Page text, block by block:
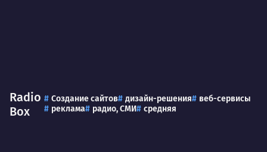
Radio
Box
Создание сайтов дизайн-решения
веб-сервисы
реклама
радио, СМИ средняя